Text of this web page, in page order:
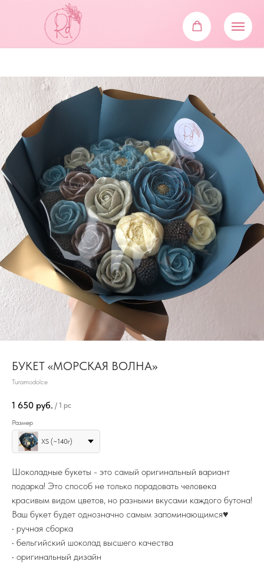
БУКЕТ «МОРСКАЯ ВОЛНА»
Turamodolce
1 650 руб. / 1 pc
Размер
XS (~140г)
Шоколадные букеты - это самый оригинальный вариант
подарка! Это способ не только порадовать человека
красивым видом цветов, но разными вкусами каждого бутона!
Ваш букет будет однозначно самым запоминающимся♥️
• ручная сборка
• бельгийский шоколад высшего качества
• оригинальный дизайн